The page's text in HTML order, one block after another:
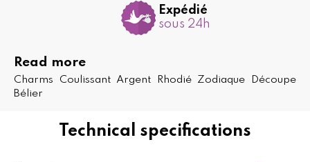
Technical specifications
Expédié
sous 24h
Read more
Charms Coulissant Argent Rhodié Zodiaque Découpe
Bélier